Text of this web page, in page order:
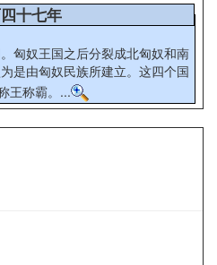
十七年
匈奴王国之后分裂成北匈奴和南
是由匈奴民族所建立。这四个国
王称霸。...